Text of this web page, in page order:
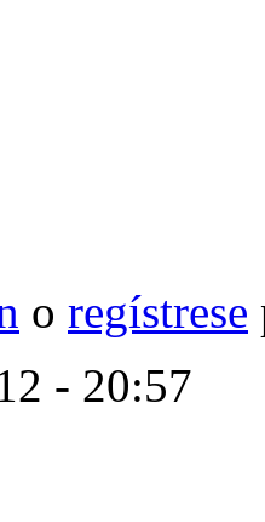
o regístrese
- 20:57